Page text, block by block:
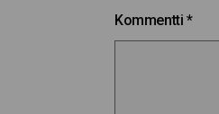
Kommentti *